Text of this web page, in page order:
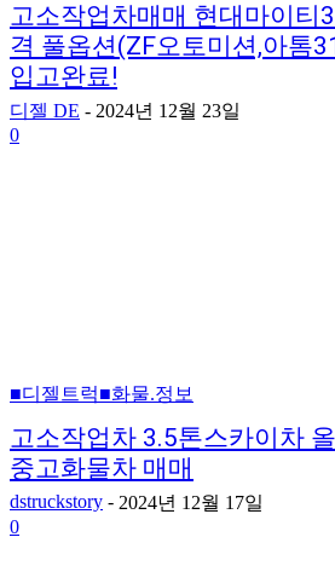
고소작업차매매 현대마이티
격 풀옵션(ZF오토미션,아톰
입고완료!
디젤 DE - 2024년 12월 23일
0
■디젤트럭■화물.정보
고소작업차 3.5톤스카이차
중고화물차 매매
dstruckstory - 2024년 12월 17일
0